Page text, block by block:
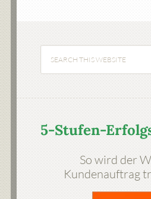
5-Stufen-
So wird der
Kundenauftrag